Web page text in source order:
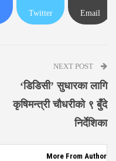
Twitter Email
NEXT POST
‘डिडिसी’ सुधारका लागि
कृषिमन्त्री चौधरीको ९ बुँदे
निर्देशिका
More From Author